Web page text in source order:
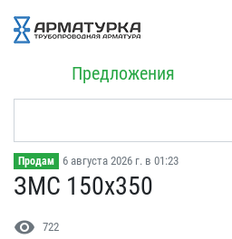
Предложения
Продам 6 августа 2026 г. в 01:23
ЗМС 150х350
visibility 722